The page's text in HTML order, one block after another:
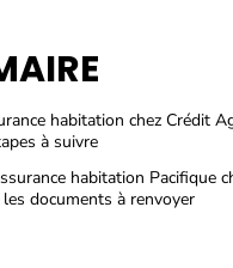
habitation chez Crédit
à suivre
habitation Pacifique
documents à renvoyer